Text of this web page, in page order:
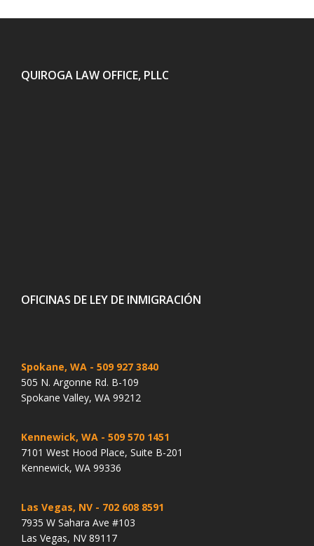
QUIROGA LAW OFFICE, PLLC
OFICINAS DE LEY DE INMIGRACIÓN
Spokane, WA - 509 927 3840
505 N. Argonne Rd. B-109
Spokane Valley, WA 99212
Kennewick, WA - 509 570 1451
7101 West Hood Place, Suite B-201
Kennewick, WA 99336
Las Vegas, NV - 702 608 8591
7935 W Sahara Ave #103
Las Vegas, NV 89117